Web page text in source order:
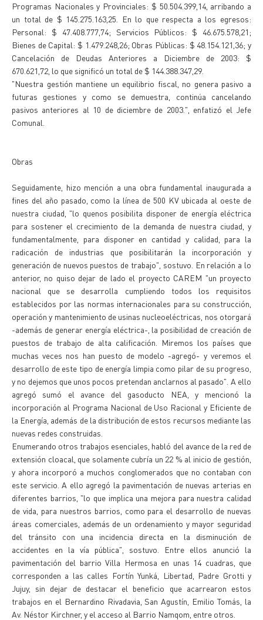
Programas Nacionales y Provinciales: $ 50.504.399,14, arribando a
un total de $ 145.275.163,25. En lo que respecta a los egresos:
Personal: $ 47.408.777,74; Servicios Públicos: $ 46.675.578,21;
Bienes de Capital: $ 1.479.248,26; Obras Públicas: $ 48.154.121,36; y
Cancelación de Deudas Anteriores a Diciembre de 2003: $
670.621,72, lo que significó un total de $ 144.388.347,29.
"Nuestra gestión mantiene un equilibrio fiscal, no genera pasivo a
futuras gestiones y como se demuestra, continúa cancelando
pasivos anteriores al 10 de diciembre de 2003.", enfatizó el Jefe
Comunal.
Obras
Seguidamente, hizo mención a una obra fundamental inaugurada a
fines del año pasado, como la línea de 500 KV ubicada al oeste de
nuestra ciudad, "lo quenos posibilita disponer de energía eléctrica
para sostener el crecimiento de la demanda de nuestra ciudad, y
fundamentalmente, para disponer en cantidad y calidad, para la
radicación de industrias que posibilitarán la incorporación y
generación de nuevos puestos de trabajo", sostuvo. En relación a lo
anterior, no quiso dejar de lado el proyecto CAREM "un proyecto
nacional que se desarrolla cumpliendo todos los requisitos
establecidos por las normas internacionales para su construcción,
operación y mantenimiento de usinas nucleoeléctricas, nos otorgará
-además de generar energía eléctrica-, la posibilidad de creación de
puestos de trabajo de alta calificación. Miremos los países que
muchas veces nos han puesto de modelo -agregó- y veremos el
desarrollo de este tipo de energía limpia como pilar de su progreso,
y no dejemos que unos pocos pretendan anclarnos al pasado". A ello
agregó sumó el avance del gasoducto NEA, y mencionó la
incorporación al Programa Nacional de Uso Racional y Eficiente de
la Energía, además de la distribución de estos recursos mediante las
nuevas redes construidas.
Enumerando otros trabajos esenciales, habló del avance de la red de
extensión cloacal, que solamente cubría un 22 % al inicio de gestión,
y ahora incorporó a muchos conglomerados que no contaban con
este servicio. A ello agregó la pavimentación de nuevas arterias en
diferentes barrios, "lo que implica una mejora para nuestra calidad
de vida, para nuestros barrios, como para el desarrollo de nuevas
áreas comerciales, además de un ordenamiento y mayor seguridad
del tránsito con una incidencia directa en la disminución de
accidentes en la vía pública", sostuvo. Entre ellos anunció la
pavimentación del barrio Villa Hermosa en unas 14 cuadras, que
corresponden a las calles Fortín Yunká, Libertad, Padre Grotti y
Jujuy, sin dejar de destacar el beneficio que acarrearon estos
trabajos en el Bernardino Rivadavia, San Agustín, Emilio Tomás, la
Av. Néstor Kirchner, y el acceso al Barrio Namqom, entre otros.